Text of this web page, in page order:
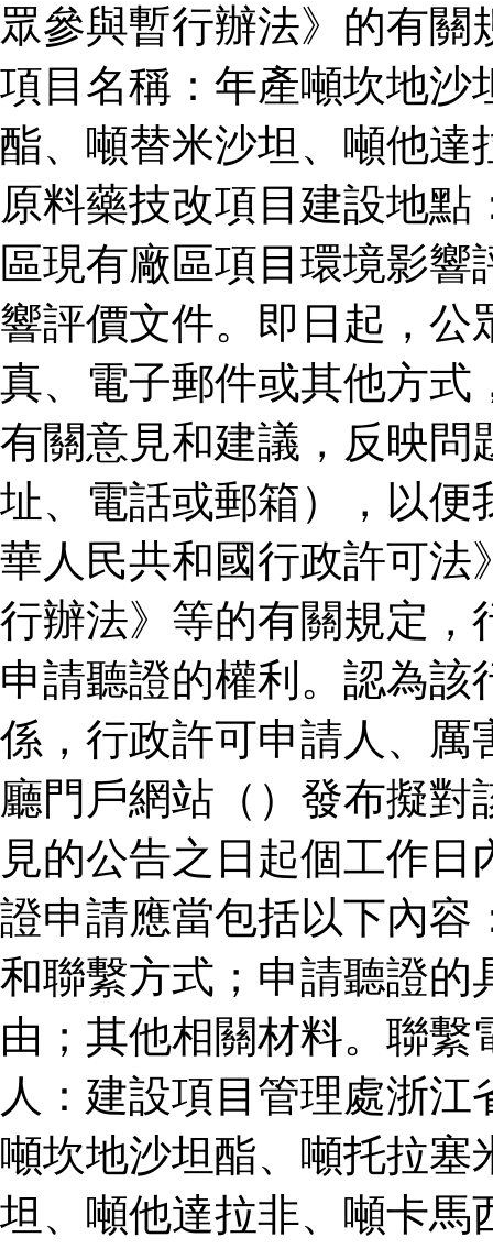
眾參與暫行辦法》的有
項目名稱：年產噸坎地沙
酯、噸替米沙坦、噸他達
原料藥技改項目建設地
區現有廠區項目環境影
響評價文件。即日起，公
真、電子郵件或其他方式
有關意見和建議，反映問
址、電話或郵箱），以便
華人民共和國行政許可法
行辦法》等的有關規定，
申請聽證的權利。認為
係，行政許可申請人、厲
廳門戶網站（）發布擬
見的公告之日起個工作
證申請應當包括以下內容
和聯繫方式；申請聽證的
由；其他相關材料。聯
人：建設項目管理處浙
噸坎地沙坦酯、噸托拉塞
坦、噸他達拉非、噸卡馬